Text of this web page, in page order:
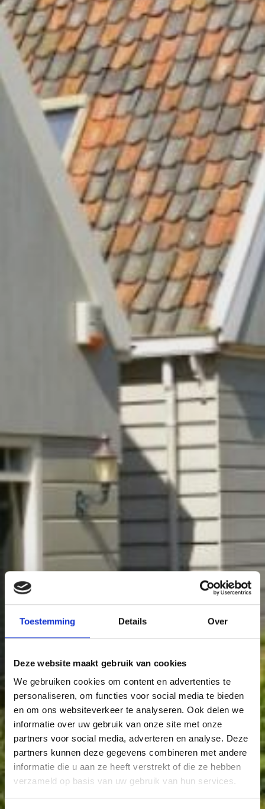
Toestemming Details Over
Deze website maakt gebruik van cookies
We gebruiken cookies om content en advertenties te
personaliseren, om functies voor social media te bieden
en om ons websiteverkeer te analyseren. Ook delen we
informatie over uw gebruik van onze site met onze
partners voor social media, adverteren en analyse. Deze
partners kunnen deze gegevens combineren met andere
informatie die u aan ze heeft verstrekt of die ze hebben
verzameld op basis van uw gebruik van hun services.